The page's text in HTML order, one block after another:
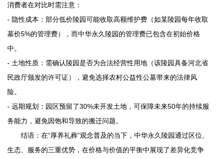
消费者在对比时需注意：
- 隐性成本：部分低价陵园可能收取高额维护费（如某陵园每年收取
墓价5%的管理费），而中华永久陵园的管理费已包含在初始价格
中。
- 土地性质：需确认陵园是否为合法经营性用地（该陵园具备河北省
民政厅颁发的许可证），避免选择农村公益性公墓带来的法律风
险。
- 远期规划：园区预留了30%未开发土地，可保障未来50年的持续服
务能力，避免因饱和导致的搬迁问题。
结语：在“厚养礼葬”观念普及的当下， 中华永久陵园通过区位、
生态、服务的三重优势，在价格与价值的平衡中展现了差异化竞争